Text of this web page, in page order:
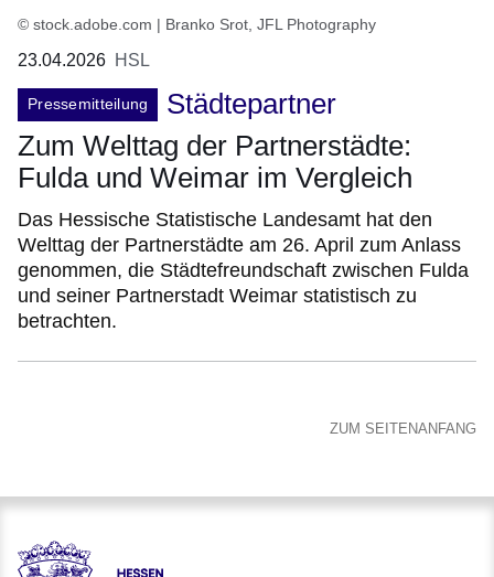
© stock.adobe.com | Branko Srot, JFL Photography
23.04.2026 HSL
Pressemitteilung
Städtepartner
Zum Welttag der Partnerstädte:
Fulda und Weimar im Vergleich
Das Hessische Statistische Landesamt hat den
Welttag der Partnerstädte am 26. April zum Anlass
genommen, die Städtefreundschaft zwischen Fulda
und seiner Partnerstadt Weimar statistisch zu
betrachten.
ZUM SEITENANFANG